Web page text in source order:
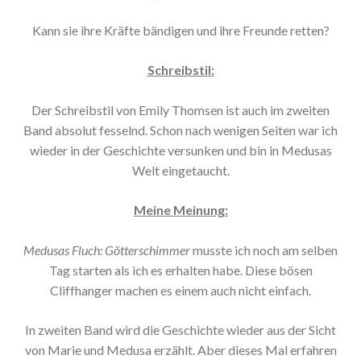
Kann sie ihre Kräfte bändigen und ihre Freunde retten?
Schreibstil:
Der Schreibstil von Emily Thomsen ist auch im zweiten
Band absolut fesselnd. Schon nach wenigen Seiten war ich
wieder in der Geschichte versunken und bin in Medusas
Welt eingetaucht.
Meine Meinung:
Medusas Fluch: Götterschimmermusste ich noch am selben
Tag starten als ich es erhalten habe. Diese bösen
Cliffhanger machen es einem auch nicht einfach.
In zweiten Band wird die Geschichte wieder aus der Sicht
von Marie und Medusa erzählt. Aber dieses Mal erfahren